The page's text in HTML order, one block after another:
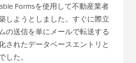
Formsを使用して不動産業者
しようとしました。すぐに際立
の送信を単にメールで転送する
されたデータベースエントリと
した。